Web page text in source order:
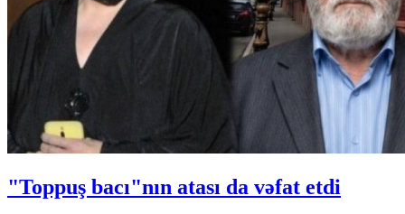
"Toppuş bacı"nın atası da vəfat etdi